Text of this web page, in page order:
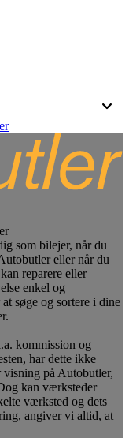
som bilejer, når du
eller når du
reparere eller
enkel og
søge og sortere i dine
kommission og
har dette ikke
på Autobutler,
kan værksteder
værksted og dets
angiver vi altid, at